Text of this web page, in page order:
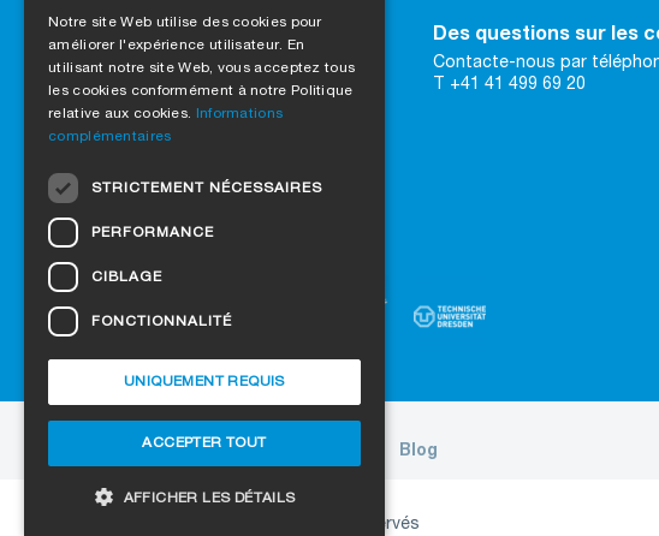
SIGA AG
Rütmattstrasse 7
T +41 41 499 69 69
vers Google Maps
Formulaire de contact
Des questions sur les
Contacte-nous par
T +41 41 499 69 20
Faites confiance à la qualité certifiée
A propos de nous Projets Blog
Copyright © 2026 SIGA. Tous droits réservés
ENGLISH
FRENCH
DANISH
LATVIAN
Notre site Web utilise des cookies pour
améliorer l'expérience utilisateur. En
utilisant notre site Web, vous acceptez tous
les cookies conformément à notre Politique
relative aux cookies. Informations
complémentaires
STRICTEMENT NÉCESSAIRES
PERFORMANCE
CIBLAGE
FONCTIONNALITÉ
ACCEPTER TOUT
UNIQUEMENT REQUIS
AFFICHER LES DÉTAILS